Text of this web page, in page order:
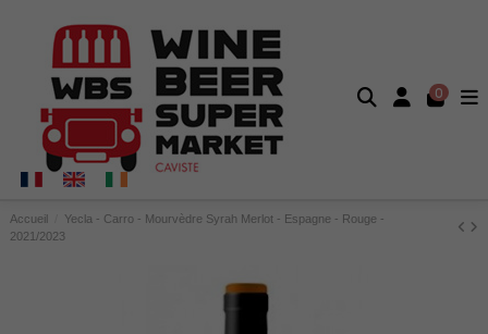
0
Accueil
Yecla - Carro - Mourvèdre Syrah Merlot - Espagne - Rouge -
2021/2023